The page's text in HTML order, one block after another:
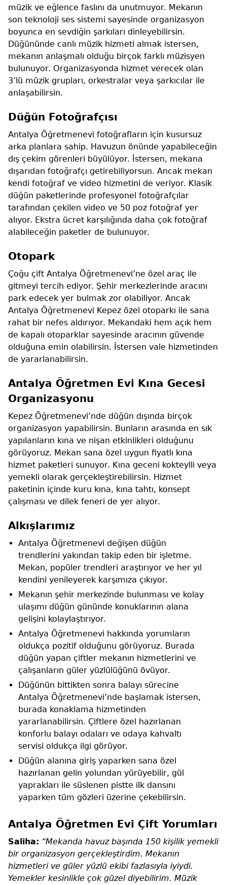
müzik ve eğlence faslını da unutmuyor. Mekanın
son teknoloji ses sistemi sayesinde organizasyon
boyunca en sevdiğin şarkıları dinleyebilirsin.
Düğününde canlı müzik hizmeti almak istersen,
mekanın anlaşmalı olduğu birçok farklı müzisyen
bulunuyor. Organizasyonda hizmet verecek olan
3’lü müzik grupları, orkestralar veya şarkıcılar ile
anlaşabilirsin.
Düğün Fotoğrafçısı
Antalya Öğretmenevi fotoğrafların için kusursuz
arka planlara sahip. Havuzun önünde yapabileceğin
dış çekim görenleri büyülüyor. İstersen, mekana
dışarıdan fotoğrafçı getirebiliyorsun. Ancak mekan
kendi fotoğraf ve video hizmetini de veriyor. Klasik
düğün paketlerinde profesyonel fotoğrafçılar
tarafından çekilen video ve 50 poz fotoğraf yer
alıyor. Ekstra ücret karşılığında daha çok fotoğraf
alabileceğin paketler de bulunuyor.
Otopark
Çoğu çift Antalya Öğretmenevi’ne özel araç ile
gitmeyi tercih ediyor. Şehir merkezlerinde aracını
park edecek yer bulmak zor olabiliyor. Ancak
Antalya Öğretmenevi Kepez özel otoparkı ile sana
rahat bir nefes aldırıyor. Mekandaki hem açık hem
de kapalı otoparklar sayesinde aracının güvende
olduğuna emin olabilirsin. İstersen vale hizmetinden
de yararlanabilirsin.
Antalya Öğretmen Evi Kına Gecesi
Organizasyonu
Kepez Öğretmenevi’nde düğün dışında birçok
organizasyon yapabilirsin. Bunların arasında en sık
yapılanların kına ve nişan etkinlikleri olduğunu
görüyoruz. Mekan sana özel uygun fiyatlı kına
hizmet paketleri sunuyor. Kına geceni kokteylli veya
yemekli olarak gerçekleştirebilirsin. Hizmet
paketinin içinde kuru kına, kına tahtı, konsept
çalışması ve dilek feneri de yer alıyor.
Alkışlarımız
Antalya Öğretmenevi değişen düğün
trendlerini yakından takip eden bir işletme.
Mekan, popüler trendleri araştırıyor ve her yıl
kendini yenileyerek karşımıza çıkıyor.
Mekanın şehir merkezinde bulunması ve kolay
ulaşımı düğün gününde konuklarının alana
gelişini kolaylaştırıyor.
Antalya Öğretmenevi hakkında yorumların
oldukça pozitif olduğunu görüyoruz. Burada
düğün yapan çiftler mekanın hizmetlerini ve
çalışanların güler yüzlülüğünü övüyor.
Düğünün bittikten sonra balayı sürecine
Antalya Öğretmenevi’nde başlamak istersen,
burada konaklama hizmetinden
yararlanabilirsin. Çiftlere özel hazırlanan
konforlu balayı odaları ve odaya kahvaltı
servisi oldukça ilgi görüyor.
Düğün alanına giriş yaparken sana özel
hazırlanan gelin yolundan yürüyebilir, gül
yaprakları ile süslenen pistte ilk dansını
yaparken tüm gözleri üzerine çekebilirsin.
Antalya Öğretmen Evi Çift Yorumları
Saliha: “Mekanda havuz başında 150 kişilik yemekli
bir organizasyon gerçekleştirdim. Mekanın
hizmetleri ve güler yüzlü ekibi fazlasıyla iyiydi.
Yemekler kesinlikle çok güzel diyebilirim. Müzik